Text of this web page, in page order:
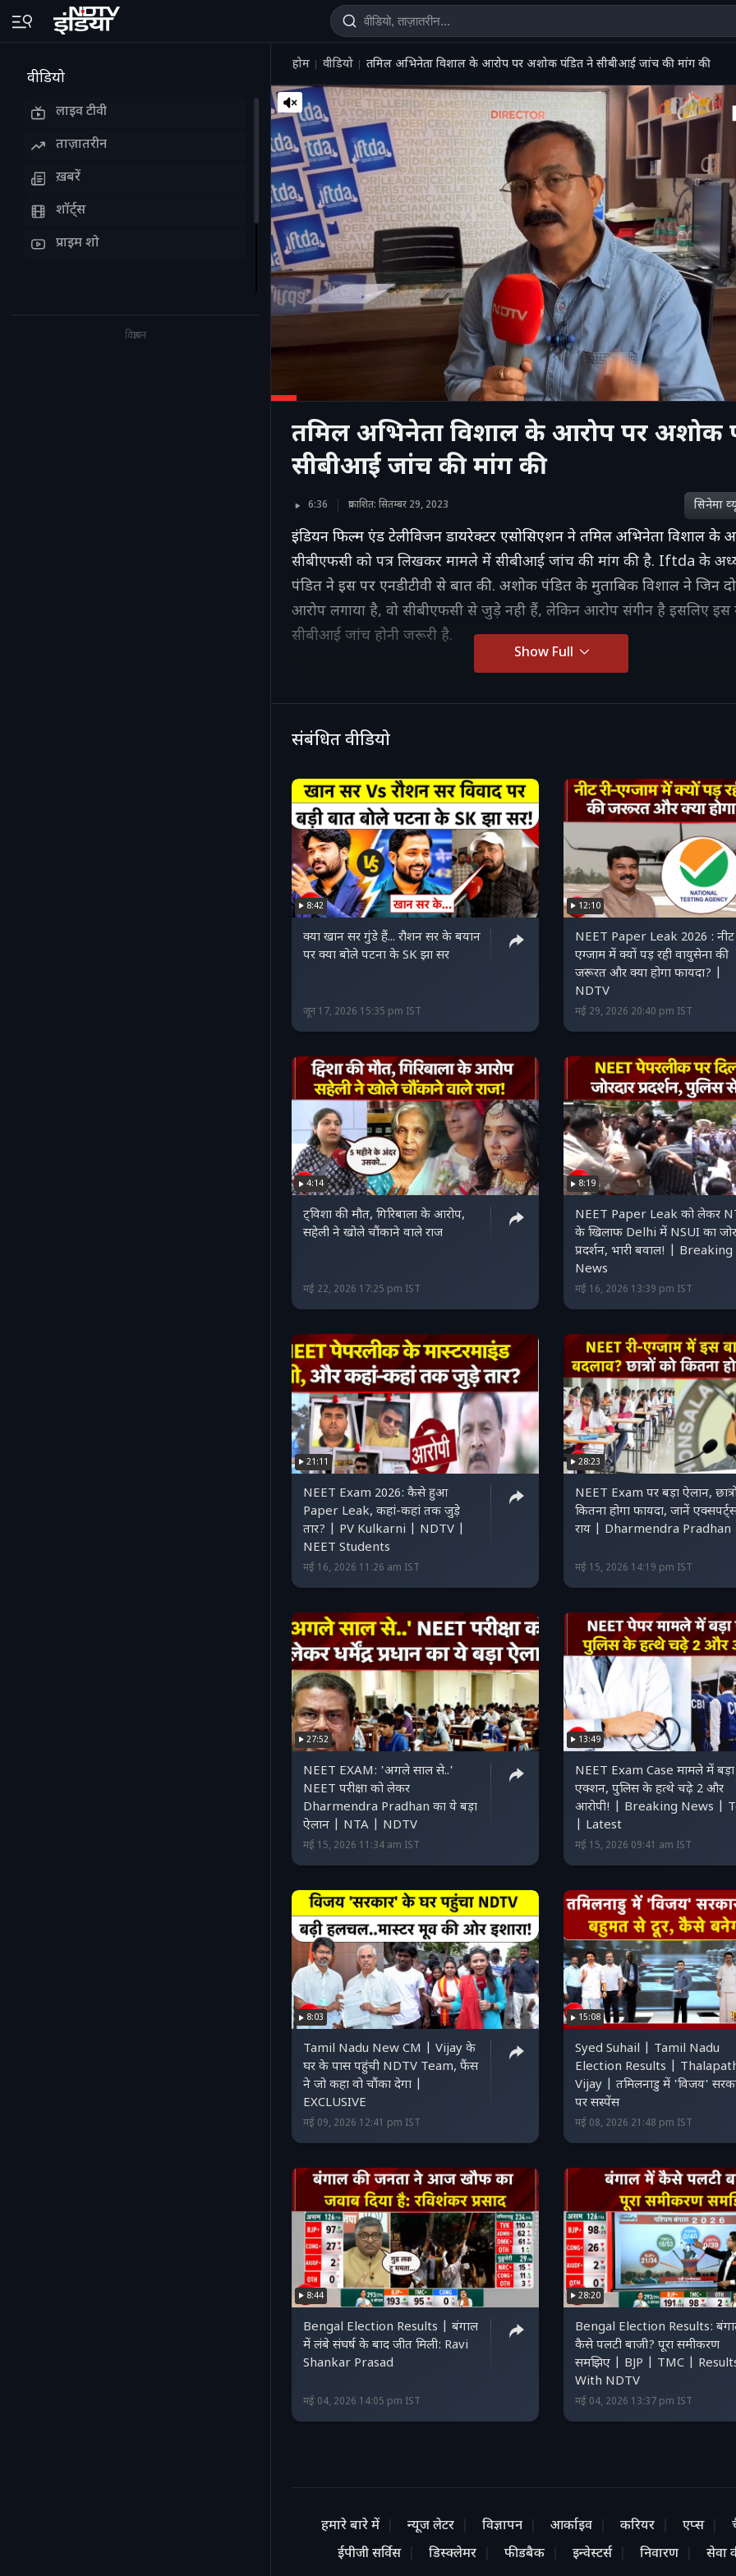
वीडियो
लाइव टीवी
ताज़ातरीन
ख़बरें
शॉर्ट्स
प्राइम शो
विज्ञापन
होम वीडियो तमिल अभिनेता विशाल के आरोप पर अशोक पंडित ने सीबीआई जांच की मांग की
तमिल अभिनेता विशाल के आरोप पर अशोक
सीबीआई जांच की मांग की
6:36 प्रकाशित: सितम्बर 29, 2023 सिनेमा
इंडियन फिल्म एंड टेलीविजन डायरेक्टर एसोसिएशन ने तमिल अभिनेता विशाल के
सीबीएफसी को पत्र लिखकर मामले में सीबीआई जांच की मांग की है. Iftda के
पंडित ने इस पर एनडीटीवी से बात की. अशोक पंडित के मुताबिक विशाल ने जिन
आरोप लगाया है, वो सीबीएफसी से जुड़े नही हैं, लेकिन आरोप संगीन है इसलिए इस
सीबीआई जांच होनी जरूरी है.
Show Full
संबंधित वीडियो
8:42
क्या खान सर गुंडे हैं... रौशन सर के बयान
पर क्या बोले पटना के SK झा सर
जून 17, 2026 15:35 pm IST
12:10
NEET Paper Leak 2026 : नीट
एग्जाम में क्यों पड़ रही वायुसेना की
जरूरत और क्या होगा फायदा? |
NDTV
मई 29, 2026 20:40 pm IST
4:14
ट्विशा की मौत, गिरिबाला के आरोप,
सहेली ने खोले चौंकाने वाले राज
मई 22, 2026 17:25 pm IST
8:19
NEET Paper Leak को लेकर
के खिलाफ Delhi में NSUI का
प्रदर्शन, भारी बवाल! | Breaking
News
मई 16, 2026 13:39 pm IST
21:11
NEET Exam 2026: कैसे हुआ
Paper Leak, कहां-कहां तक जुड़े
तार? | PV Kulkarni | NDTV |
NEET Students
मई 16, 2026 11:26 am IST
28:23
NEET Exam पर बड़ा ऐलान,
कितना होगा फायदा, जानें
राय | Dharmendra Pradhan
मई 15, 2026 14:19 pm IST
27:52
NEET EXAM: 'अगले साल से..'
NEET परीक्षा को लेकर
Dharmendra Pradhan का ये बड़ा
ऐलान | NTA | NDTV
मई 15, 2026 11:34 am IST
13:49
NEET Exam Case मामले में बड़ा
एक्शन, पुलिस के हत्थे चढ़े 2 और
आरोपी! | Breaking News |
| Latest
मई 15, 2026 09:41 am IST
8:03
Tamil Nadu New CM | Vijay के
घर के पास पहुंची NDTV Team, फैंस
ने जो कहा वो चौंका देगा |
EXCLUSIVE
मई 09, 2026 12:41 pm IST
15:08
Syed Suhail | Tamil Nadu
Election Results |
Vijay | तमिलनाडु में 'विजय'
पर सस्पेंस
मई 08, 2026 21:48 pm IST
8:44
Bengal Election Results | बंगाल
में लंबे संघर्ष के बाद जीत मिली: Ravi
Shankar Prasad
मई 04, 2026 14:05 pm IST
28:20
Bengal Election Results:
कैसे पलटी बाजी? पूरा समीकरण
समझिए | BJP | TMC |
With NDTV
मई 04, 2026 13:37 pm IST
हमारे बारे में न्यूज लेटर विज्ञापन आर्काइव करियर एप्स
ईपीजी सर्विस
डिस्क्लेमर फीडबैक इन्वेस्टर्स निवारण सेवा